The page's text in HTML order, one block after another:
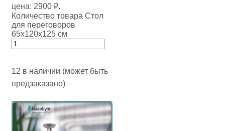
цена: 2900 ₽.
Количество товара Стол
для переговоров
65х120х125 см
12 в наличии (может быть
предзаказано)